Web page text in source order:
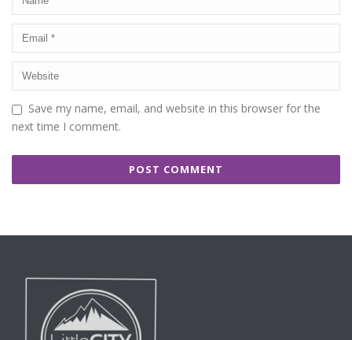
Save my name, email, and website in this browser for the
next time I comment.